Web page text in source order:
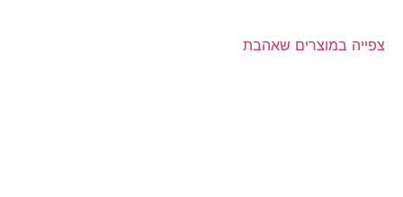
צפייה במוצרים שאהבת